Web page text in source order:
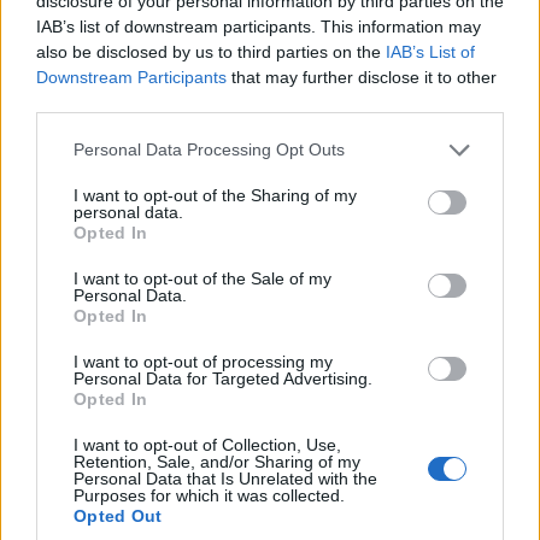
IAB’s list of downstream participants. This information may
also be disclosed by us to third parties on the IAB’s List of
Downstream Participants that may further disclose it to other
Personal Data Processing Opt Outs
I want to opt-out of the Sharing of my
personal data.
Opted In
I want to opt-out of the Sale of my
Personal Data.
Opted In
I want to opt-out of processing my
Personal Data for Targeted Advertising.
Opted In
I want to opt-out of Collection, Use,
Retention, Sale, and/or Sharing of my
Personal Data that Is Unrelated with the
Purposes for which it was collected.
Opted Out
Live Football Studio
ympäri maailman. Pelissä on käsittämättömät 243- voittolinjaa
viidellä pyörivällä linjalla, jossa on kolme riviä.
Yhteenveto
Jos sinua kiehtoo jalkapallo ja fanitat sitä tosissa onko mitään
parempaa tapaa viettää vapaa-aikaasi offseasonilla kuin
kokeilla muutamaa futisteemaista kolikkopeliä? En usko, mutta
Pelit, jotka tähän listalle pääsivät ovat todella ne parhaat
futisteemaiset kolikkopelit ainakin meidän mielestämme. Näille